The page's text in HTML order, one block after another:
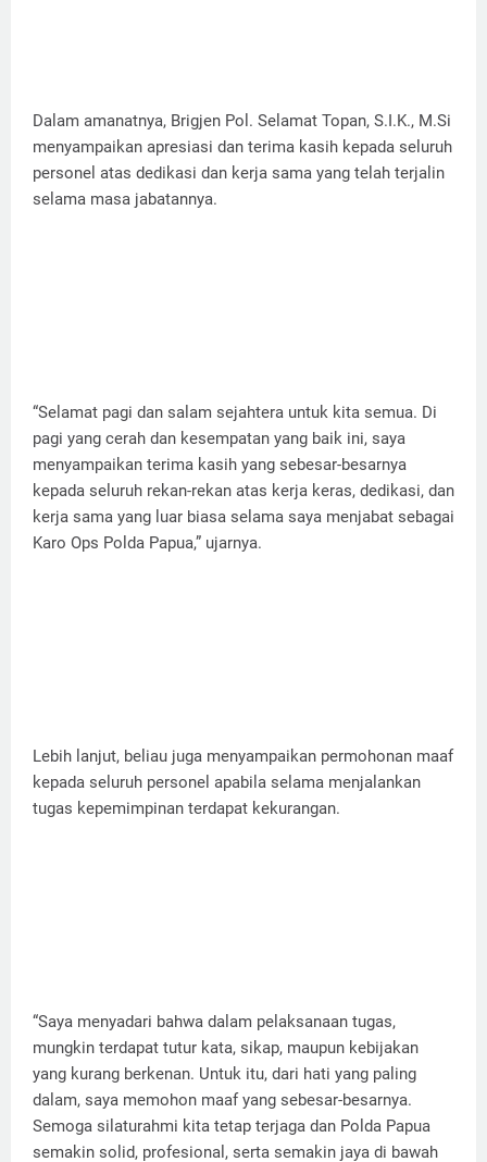
Dalam amanatnya, Brigjen Pol. Selamat Topan, S.I.K., M.Si
menyampaikan apresiasi dan terima kasih kepada seluruh
personel atas dedikasi dan kerja sama yang telah terjalin
selama masa jabatannya.
“Selamat pagi dan salam sejahtera untuk kita semua. Di
pagi yang cerah dan kesempatan yang baik ini, saya
menyampaikan terima kasih yang sebesar-besarnya
kepada seluruh rekan-rekan atas kerja keras, dedikasi, dan
kerja sama yang luar biasa selama saya menjabat sebagai
Karo Ops Polda Papua,” ujarnya.
Lebih lanjut, beliau juga menyampaikan permohonan maaf
kepada seluruh personel apabila selama menjalankan
tugas kepemimpinan terdapat kekurangan.
“Saya menyadari bahwa dalam pelaksanaan tugas,
mungkin terdapat tutur kata, sikap, maupun kebijakan
yang kurang berkenan. Untuk itu, dari hati yang paling
dalam, saya memohon maaf yang sebesar-besarnya.
Semoga silaturahmi kita tetap terjaga dan Polda Papua
semakin solid, profesional, serta semakin jaya di bawah